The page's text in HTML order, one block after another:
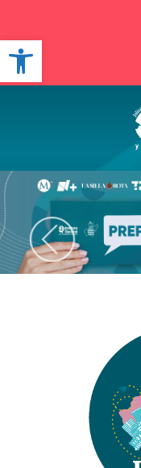
Open